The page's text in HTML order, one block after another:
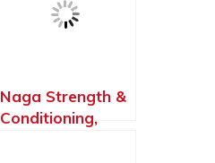
Naga Strength &
Conditioning,